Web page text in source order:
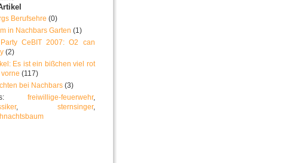
Berufsehre (0)
in Nachbars Garten (1)
CeBIT 2007: O2 can
(2)
Es ist ein bißchen viel rot
(117)
bei Nachbars(3)
freiwillige-feuerwehr,
, sternsinger,